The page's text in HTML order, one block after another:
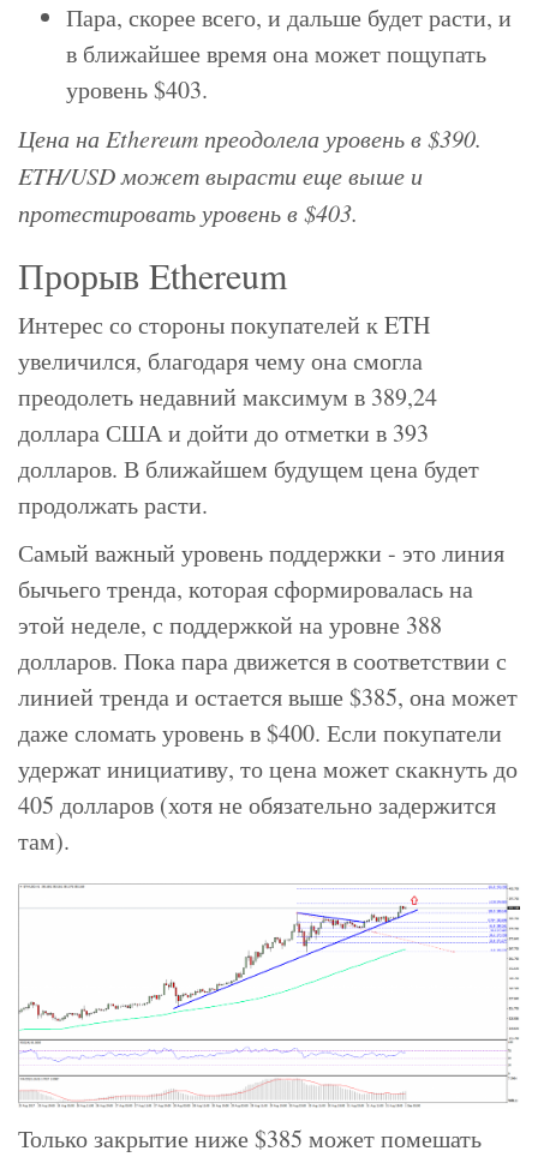
Пара, скорее всего, и дальше будет расти, и
в ближайшее время она может пощупать
уровень $403.
Цена на Ethereum преодолела уровень в $390.
ETH/USD может вырасти еще выше и
протестировать уровень в $403.
Прорыв Ethereum
Интерес со стороны покупателей к ETH
увеличился, благодаря чему она смогла
преодолеть недавний максимум в 389,24
доллара США и дойти до отметки в 393
долларов. В ближайшем будущем цена будет
продолжать расти.
Самый важный уровень поддержки - это линия
бычьего тренда, которая сформировалась на
этой неделе, с поддержкой на уровне 388
долларов. Пока пара движется в соответствии с
линией тренда и остается выше $385, она может
даже сломать уровень в $400. Если покупатели
удержат инициативу, то цена может скакнуть до
405 долларов (хотя не обязательно задержится
там).
Только закрытие ниже $385 может помешать